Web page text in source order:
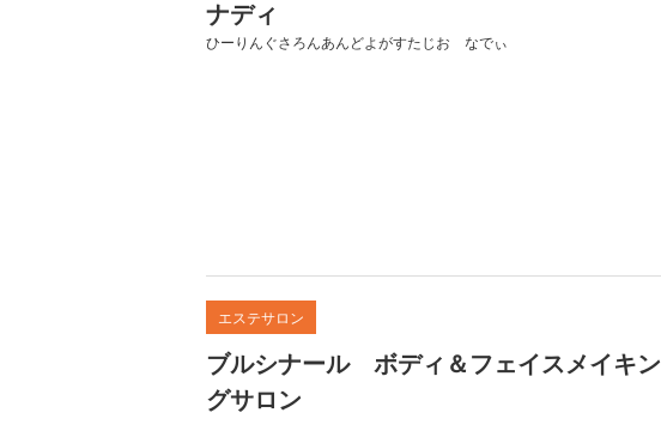
ナディ
ひーりんぐさろんあんどよがすたじお なでぃ
エステサロン
ブルシナール ボディ＆フェイスメイキン
グサロン